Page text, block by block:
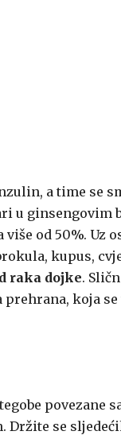
a time se
u
od 50%. Uz
kupus,
raka dojke.
koja
povezane
Držite se